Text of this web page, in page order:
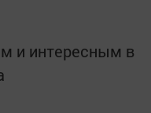
и интересным в